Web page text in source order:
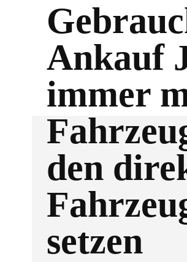
Ankauf
immer
den
setzen